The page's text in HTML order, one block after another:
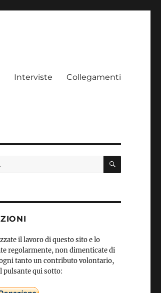
Interviste Collegamenti
CERCA
il lavoro di questo sito e lo
regolarmente, non dimenticate di
tanto un contributo volontario,
pulsante qui sotto: